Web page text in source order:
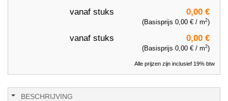
vanaf stuks 0,00 €
(Basisprijs 0,00 € / m2)
vanaf stuks 0,00 €
(Basisprijs 0,00 € / m2)
Alle prijzen zijn inclusief 19% btw
BESCHRIJVING